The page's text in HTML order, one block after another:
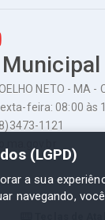
NETO - MA -
feira: 08:00 às
1121
(LGPD)
a sua
navegando, você